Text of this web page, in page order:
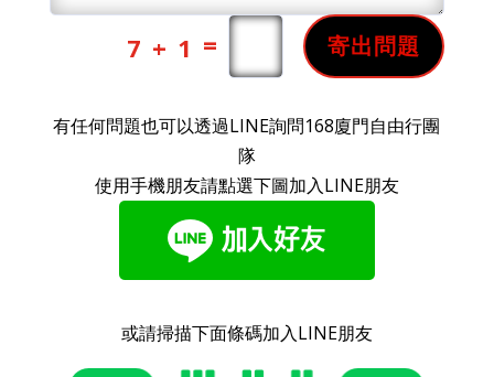
7 + 1 = 寄出問題
有任何問題也可以透過LINE詢問168廈門自由行團
隊
使用手機朋友請點選下圖加入LINE朋友
或請掃描下面條碼加入LINE朋友